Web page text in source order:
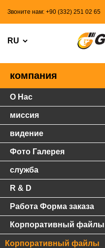
Звоните нам: +90 (332) 251 02 65
компания
О Нас
миссия
видение
Фото Галерея
служба
R & D
Работа Форма заказа
Корпоративный файлы
Корпоративный файлы